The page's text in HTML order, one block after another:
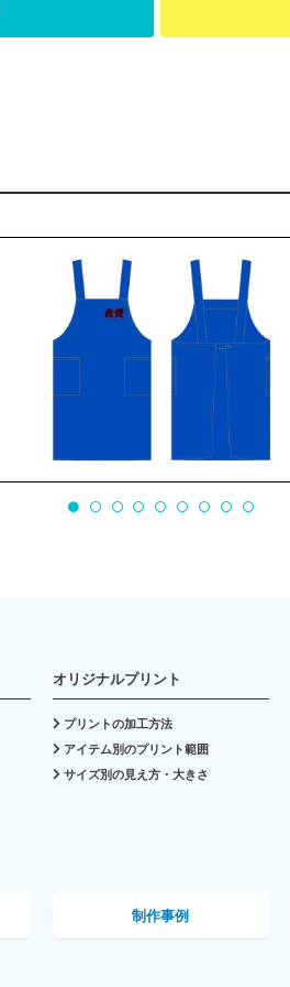
オリジナルプリント
プリントの加工方法
アイテム別のプリント範囲
サイズ別の見え方・大きさ
制作事例